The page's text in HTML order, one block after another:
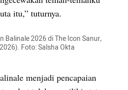
itu,” tuturnya.
Balinale 2026 di The Icon Sanur,
Foto: Salsha Okta
menjadi pencapaian